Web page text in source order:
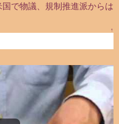
国で物議、規制推進派からは
↑